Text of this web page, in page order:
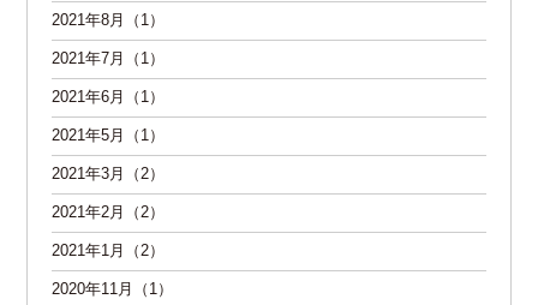
2021年8月（1）
2021年7月（1）
2021年6月（1）
2021年5月（1）
2021年3月（2）
2021年2月（2）
2021年1月（2）
2020年11月（1）